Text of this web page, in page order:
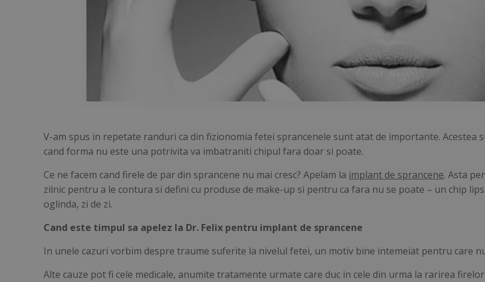
V-am spus in repetate randuri ca din fizionomia fetei sprancenele sunt atat de importante. Acestea
cand forma nu este una potrivita va imbatraniti chipul fara doar si poate.
Ce ne facem cand firele de par din sprancene nu mai cresc? Apelam la implant de sprancene. Asta
zilnic pentru a le contura si defini cu produse de make-up si pentru ca fara nu se poate – un chip
oglinda, zi de zi.
Cand este timpul sa apelez la Dr. Felix pentru implant de sprancene
In unele cazuri vorbim despre traume suferite la nivelul fetei, un motiv bine intemeiat pentru care
Alte cauze pot fi cele medicale, anumite tratamente urmate care duc in cele din urma la rarirea